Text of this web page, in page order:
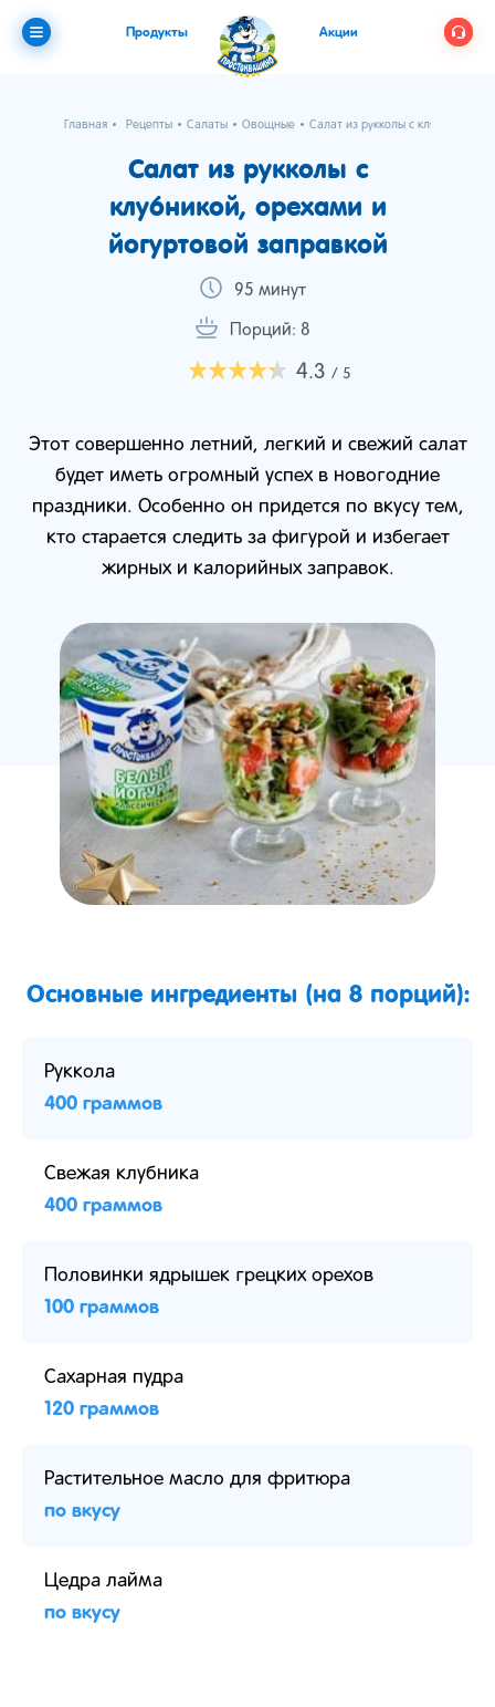
Продукты Акции
Главная Рецепты Салаты Овощные Салат из рукколы с клубникой,
Салат из рукколы с
клубникой, орехами и
йогуртовой заправкой
95 минут
Порций: 8
4.3 / 5
Этот совершенно летний, легкий и свежий салат
будет иметь огромный успех в новогодние
праздники. Особенно он придется по вкусу тем,
кто старается следить за фигурой и избегает
жирных и калорийных заправок.
Основные ингредиенты (на 8 порций):
Руккола
400 граммов
Свежая клубника
400 граммов
Половинки ядрышек грецких орехов
100 граммов
Сахарная пудра
120 граммов
Растительное масло для фритюра
по вкусу
Цедра лайма
по вкусу